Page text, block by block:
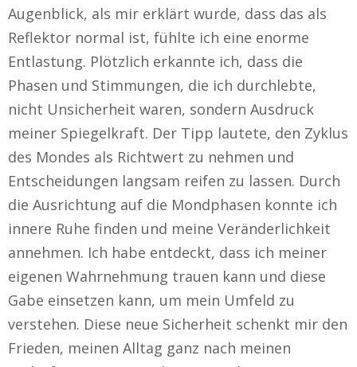
Augenblick, als mir erklärt wurde, dass das als
Reflektor normal ist, fühlte ich eine enorme
Entlastung. Plötzlich erkannte ich, dass die
Phasen und Stimmungen, die ich durchlebte,
nicht Unsicherheit waren, sondern Ausdruck
meiner Spiegelkraft. Der Tipp lautete, den Zyklus
des Mondes als Richtwert zu nehmen und
Entscheidungen langsam reifen zu lassen. Durch
die Ausrichtung auf die Mondphasen konnte ich
innere Ruhe finden und meine Veränderlichkeit
annehmen. Ich habe entdeckt, dass ich meiner
eigenen Wahrnehmung trauen kann und diese
Gabe einsetzen kann, um mein Umfeld zu
verstehen. Diese neue Sicherheit schenkt mir den
Frieden, meinen Alltag ganz nach meinen